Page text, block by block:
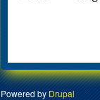
Powered by Drupal